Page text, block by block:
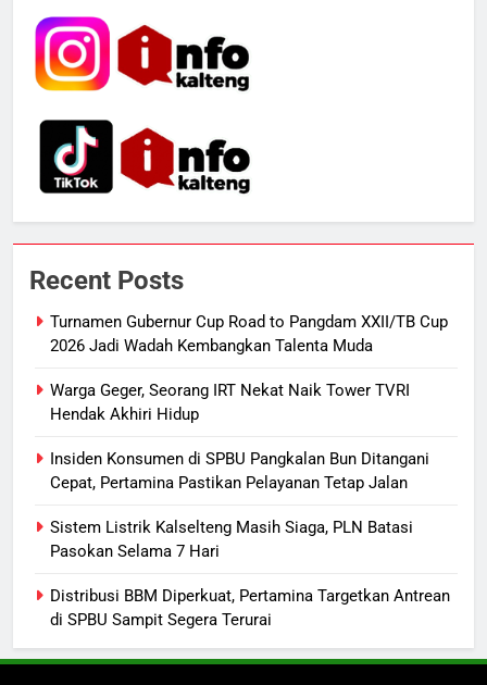
Recent Posts
Turnamen Gubernur Cup Road to Pangdam XXII/TB Cup
2026 Jadi Wadah Kembangkan Talenta Muda
Warga Geger, Seorang IRT Nekat Naik Tower TVRI
Hendak Akhiri Hidup
Insiden Konsumen di SPBU Pangkalan Bun Ditangani
Cepat, Pertamina Pastikan Pelayanan Tetap Jalan
Sistem Listrik Kalselteng Masih Siaga, PLN Batasi
Pasokan Selama 7 Hari
Distribusi BBM Diperkuat, Pertamina Targetkan Antrean
di SPBU Sampit Segera Terurai
5
Distribusi BBM Diperkuat,
SPBU Sampit Segera Terurai
ECONOMY
Ketua dan Empat Komisioner KPU
Dugaan Korupsi Dana Hibah
Pilkada Rp40 Miliar
7
Presiden Prabowo Minta Bahlil
Segera Tuntaskan Pemadaman
Sudarsono: Keberhasilan APBD
Bukan Sekadar Hemat Anggaran
DPRD KALTENG
Turnamen Gubernur Cup Road to